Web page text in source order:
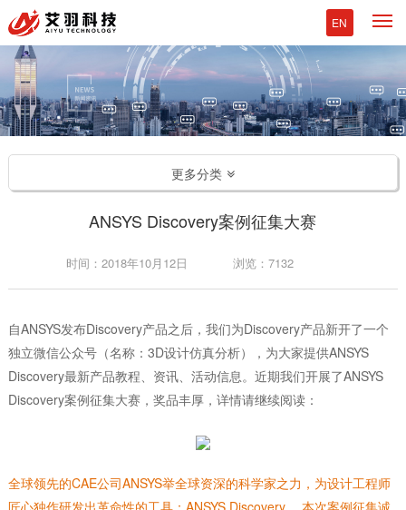
EN
更多分类
ANSYS Discovery案例征集大赛
时间：2018年10月12日 浏览：7132
自ANSYS发布Discovery产品之后，我们为Discovery产品新开了一个
独立微信公众号（名称：3D设计仿真分析），为大家提供ANSYS
Discovery最新产品教程、资讯、活动信息。近期我们开展了ANSYS
Discovery案例征集大赛，奖品丰厚，详情请继续阅读：
全球领先的CAE公司ANSYS举全球资深的科学家之力，为设计工程师
匠心独作研发出革命性的工具：ANSYS Discovery。 本次案例征集诚